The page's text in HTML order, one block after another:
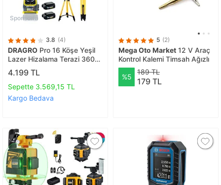
Sponsorlu
3.8 (4)
DRAGRO Pro 16 Köşe Yeşil
Lazer Hizalama Terazi 360°
Mıknatıslı Çantalı Otomatik
Hizalama Metre
4.199 TL
Sepette 3.569,15 TL
Kargo Bedava
5 (2)
Mega Oto Market 12 V Araç
Kontrol Kalemi Timsah Ağızlı
%5
189 TL
179 TL